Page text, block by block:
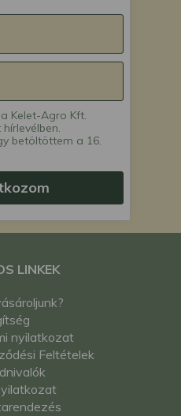
Kelet-Agro Kft.
betöltöttem a 16.
LINKEK
nyilatkozat
Feltételek